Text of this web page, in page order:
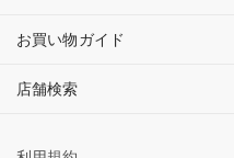
お買い物ガイド
店舗検索